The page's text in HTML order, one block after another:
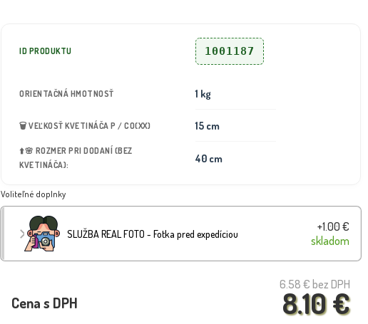
ID PRODUKTU 1001187
ORIENTAČNÁ HMOTNOSŤ 1 kg
🗑️ VEĽKOSŤ KVETINÁČA P / CO(XX) 15 cm
⬆️🌸 ROZMER PRI DODANÍ (BEZ
KVETINÁČA):
40 cm
Voliteľné doplnky
SLUŽBA REAL FOTO - Fotka pred expedíciou
+1.00 €
skladom
6.58 € bez DPH
8.10 €
Cena s DPH